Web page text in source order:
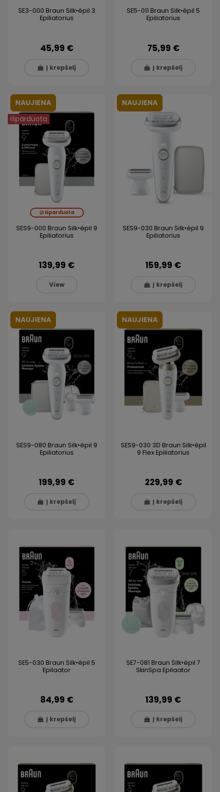
SE3-000 Braun Silk•épil 3
Epiliatorius
45,99 €
Į krepšelį
SE5-011 Braun Silk•épil 5
Epiliatorius
75,99 €
Į krepšelį
NAUJIENA
Išparduota
Išparduota
SES9-000 Braun Silk•épil 9
Epiliatorius
139,99 €
View
NAUJIENA
SES9-030 Braun Silk•épil 9
Epiliatorius
159,99 €
Į krepšelį
NAUJIENA
SES9-080 Braun Silk•épil 9
Epiliatorius
199,99 €
Į krepšelį
NAUJIENA
SES9-030 3D Braun Silk•épil
9 Flex Epiliatorius
229,99 €
Į krepšelį
SE5-030 Braun Silk•épil 5
Epilaator
84,99 €
Į krepšelį
SE7-081 Braun Silk•épil 7
SkinSpa Epilaator
139,99 €
Į krepšelį